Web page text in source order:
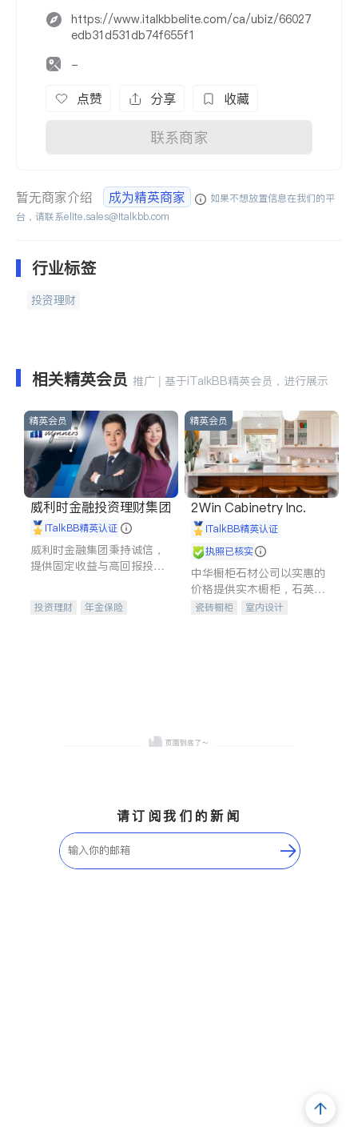
https://www.italkbbelite.com/ca/ubiz/66027
edb31d531db74f655f1
-
点赞 分享 收藏
联系商家
暂无商家介绍 成为精英商家
如果不想放置信息在我们的平
台，请联系elite.sales@italkbb.com
行业标签
投资理财
相关精英会员 推广 | 基于iTalkBB精英会员，进行展示
精英会员
威利时金融投资理财集团
iTalkBB精英认证
威利时金融集团秉持诚信，
提供固定收益与高回报投资
合，助力客户实现目标
投资理财
年金保险
精英会员
2Win Cabinetry Inc.
iTalkBB精英认证
执照已核实
中华橱柜石材公司以实惠的
价格提供实木橱柜，石英石
台面，多种优质不锈钢水
瓷砖橱柜
室内设计
请订阅我们的新闻